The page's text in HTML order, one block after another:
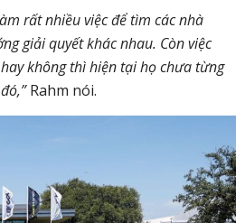
rất nhiều việc để tìm các nhà
giải quyết khác nhau. Còn việc
không thì hiện tại họ chưa từng
Rahm nói.